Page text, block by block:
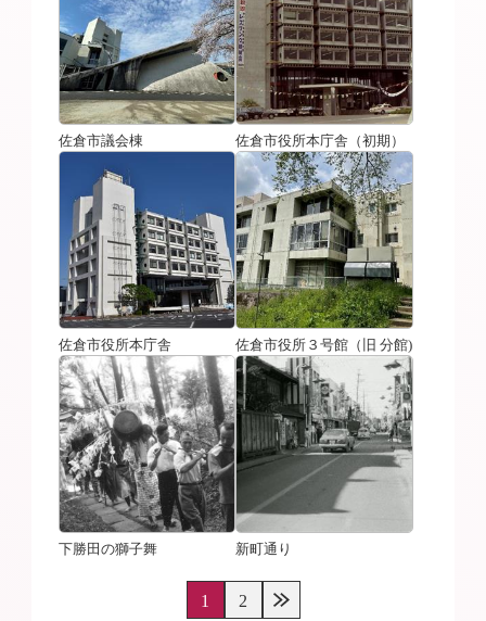
佐倉市議会棟 佐倉市役所本庁舎（初期）
佐倉市役所本庁舎 佐倉市役所３号館（旧 分館)
下勝田の獅子舞 新町通り
1 2